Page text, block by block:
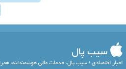
سیب پال
اخبار اقتصادی ؛ سیب پال، خدمات مالی هوشمندانه،